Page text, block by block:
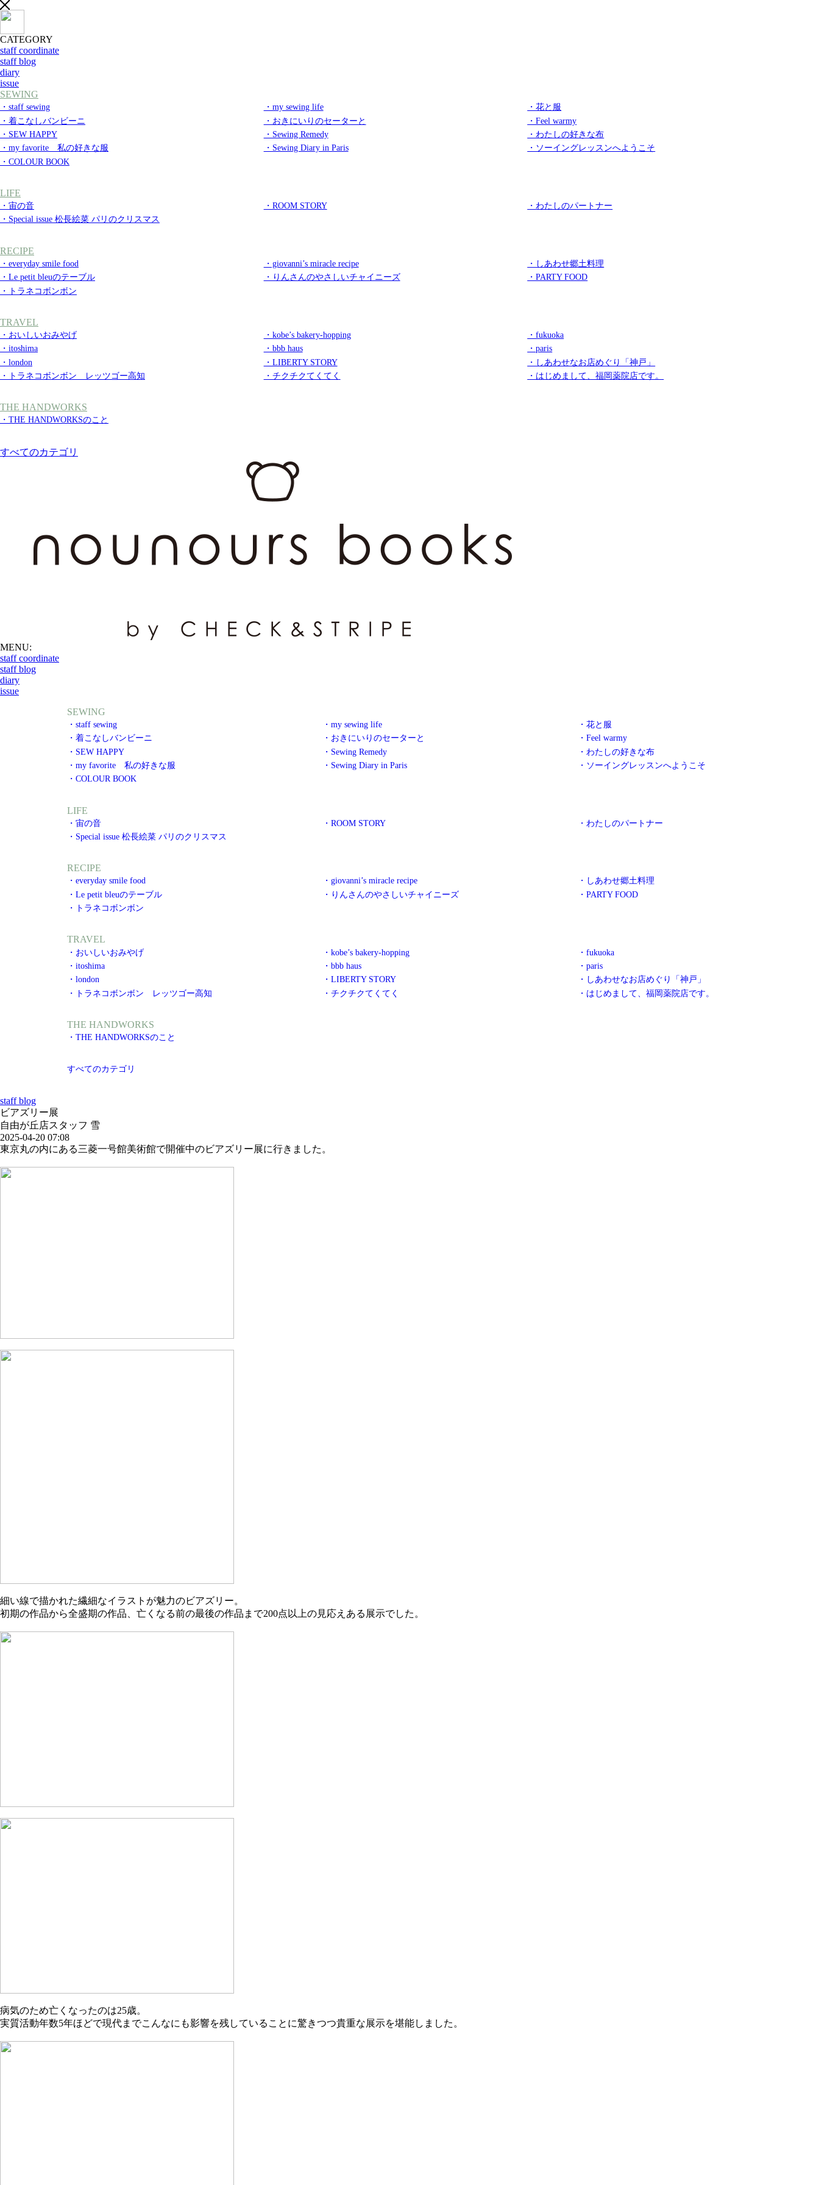
CATEGORY
staff coordinate
staff blog
diary
issue
SEWING
・staff sewing ・my sewing life
・花と服
・着こなしバンビーニ
・おきにいりのセーターと
・Feel warmy
・SEW HAPPY
・Sewing Remedy
・わたしの好きな布
・my favorite 私の好きな服
・Sewing Diary in Paris
・ソーイングレッスンへようこそ
・COLOUR BOOK
LIFE
・宙の音 ・ROOM STORY
・わたしのパートナー
・Special issue 松長絵菜 パリのクリスマス
RECIPE
・everyday smile food ・giovanni’s miracle recipe
・しあわせ郷土料理
・Le petit bleuのテーブル
・りんさんのやさしいチャイニーズ
・PARTY FOOD
・トラネコボンボン
TRAVEL
・おいしいおみやげ ・kobe’s bakery-hopping
・fukuoka
・itoshima
・bbb haus
・paris
・london
・LIBERTY STORY
・しあわせなお店めぐり「神戸」
・トラネコボンボン レッツゴー高知
・チクチクてくてく ・はじめまして、福岡薬院店です。
THE HANDWORKS
・THE HANDWORKSのこと
すべてのカテゴリ
MENU:
staff coordinate
staff blog
diary
issue
SEWING
・staff sewing ・my sewing life
・花と服
・着こなしバンビーニ
・おきにいりのセーターと
・Feel warmy
・SEW HAPPY
・Sewing Remedy
・わたしの好きな布
・my favorite 私の好きな服
・Sewing Diary in Paris
・ソーイングレッスンへようこそ
・COLOUR BOOK
LIFE
・宙の音 ・ROOM STORY
・わたしのパートナー
・Special issue 松長絵菜 パリのクリスマス
RECIPE
・everyday smile food ・giovanni’s miracle recipe
・しあわせ郷土料理
・Le petit bleuのテーブル
・りんさんのやさしいチャイニーズ
・PARTY FOOD
・トラネコボンボン
TRAVEL
・おいしいおみやげ ・kobe’s bakery-hopping
・fukuoka
・itoshima
・bbb haus
・paris
・london
・LIBERTY STORY
・しあわせなお店めぐり「神戸」
・トラネコボンボン レッツゴー高知
・チクチクてくてく ・はじめまして、福岡薬院店です。
THE HANDWORKS
・THE HANDWORKSのこと
すべてのカテゴリ
staff blog
ビアズリー展
自由が丘店スタッフ 雪
2025-04-20 07:08
東京丸の内にある三菱一号館美術館で開催中のビアズリー展に行きました。
細い線で描かれた繊細なイラストが魅力のビアズリー。
初期の作品から全盛期の作品、亡くなる前の最後の作品まで200点以上の見応えある展示でした。
病気のため亡くなったのは25歳。
実質活動年数5年ほどで現代までこんなにも影響を残していることに驚きつつ貴重な展示を堪能しました。